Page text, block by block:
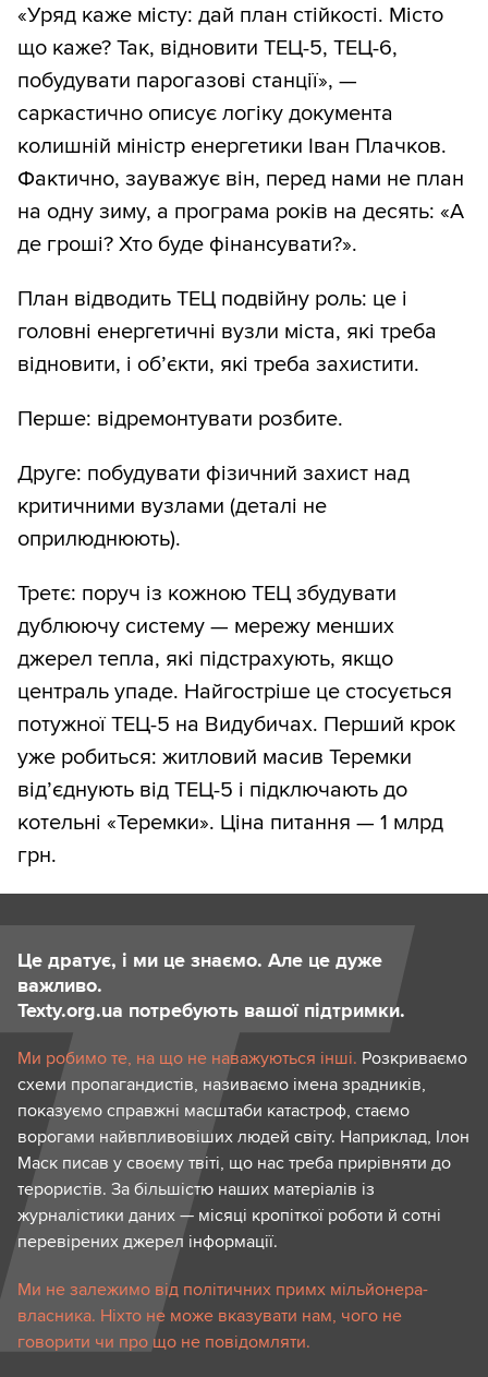
«Уряд каже місту: дай план стійкості. Місто
що каже? Так, відновити ТЕЦ-5, ТЕЦ-6,
побудувати парогазові станції», —
саркастично описує логіку документа
колишній міністр енергетики Іван Плачков.
Фактично, зауважує він, перед нами не план
на одну зиму, а програма років на десять: «А
де гроші? Хто буде фінансувати?».
План відводить ТЕЦ подвійну роль: це і
головні енергетичні вузли міста, які треба
відновити, і об’єкти, які треба захистити.
Перше: відремонтувати розбите.
Друге: побудувати фізичний захист над
критичними вузлами (деталі не
оприлюднюють).
Третє: поруч із кожною ТЕЦ збудувати
дублюючу систему — мережу менших
джерел тепла, які підстрахують, якщо
централь упаде. Найгостріше це стосується
потужної ТЕЦ-5 на Видубичах. Перший крок
уже робиться: житловий масив Теремки
від’єднують від ТЕЦ-5 і підключають до
котельні «Теремки». Ціна питання — 1 млрд
грн.
Це дратує, і ми це знаємо. Але це дуже
важливо.
Texty.org.ua потребують вашої підтримки.
Ми робимо те, на що не наважуються інші. Розкриваємо
схеми пропагандистів, називаємо імена зрадників,
показуємо справжні масштаби катастроф, стаємо
ворогами найвпливовіших людей світу. Наприклад, Ілон
Маск писав у своєму твіті, що нас треба прирівняти до
терористів. За більшістю наших матеріалів із
журналістики даних — місяці кропіткої роботи й сотні
перевірених джерел інформації.
Ми не залежимо від політичних примх мільйонера-
власника. Ніхто не може вказувати нам, чого не
говорити чи про що не повідомляти.